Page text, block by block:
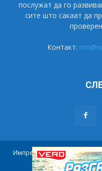
послужат да го
сите што сакаат да
Контакт:
Импресум Маркетинг